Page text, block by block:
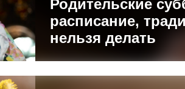
Родительские
расписание,
нельзя делать